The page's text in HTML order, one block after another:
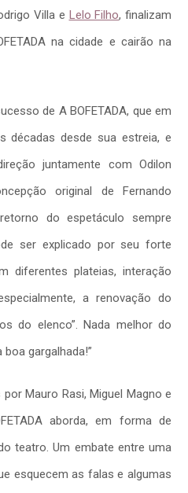
Villa e Lelo Filho, finalizam
na cidade e cairão na
de A BOFETADA, que em
décadas desde sua estreia, e
juntamente com Odilon
original de Fernando
do espetáculo sempre
ser explicado por seu forte
diferentes plateias, interação
a renovação do
do elenco”. Nada melhor do
gargalhada!”
Mauro Rasi, Miguel Magno e
aborda, em forma de
teatro. Um embate entre uma
esquecem as falas e algumas